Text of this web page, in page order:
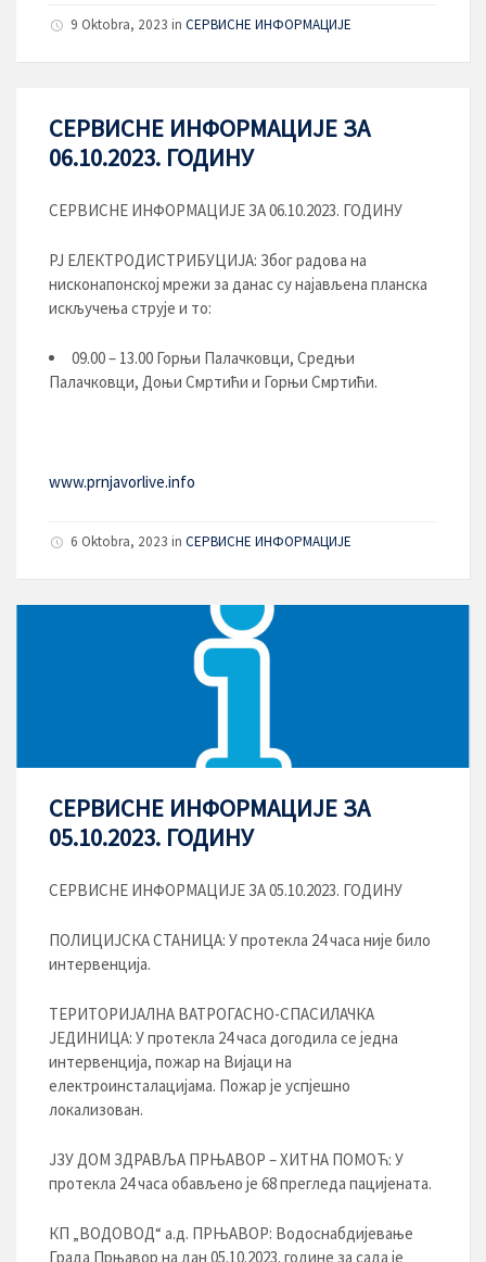
9 Oktobra, 2023 in СЕРВИСНЕ ИНФОРМАЦИЈЕ
СЕРВИСНЕ ИНФОРМАЦИЈЕ ЗА
06.10.2023. ГОДИНУ
СЕРВИСНЕ ИНФОРМАЦИЈЕ ЗА 06.10.2023. ГОДИНУ
РЈ ЕЛЕКТРОДИСТРИБУЦИЈA: Због радова на
нисконапонској мрежи за данас су најављена планска
искључења струје и то:
09.00 – 13.00 Горњи Палачковци, Средњи
Палачковци, Доњи Смртићи и Горњи Смртићи.
www.prnjavorlive.info
6 Oktobra, 2023 in СЕРВИСНЕ ИНФОРМАЦИЈЕ
СЕРВИСНЕ ИНФОРМАЦИЈЕ ЗА
05.10.2023. ГОДИНУ
СЕРВИСНЕ ИНФОРМАЦИЈЕ ЗА 05.10.2023. ГОДИНУ
ПОЛИЦИЈСКА СТАНИЦА: У протекла 24 часа није било
интервенција.
ТЕРИТОРИЈАЛНА ВАТРОГАСНО-СПАСИЛАЧКА
ЈЕДИНИЦА: У протекла 24 часа догодила се једна
интервенција, пожар на Вијаци на
електроинсталацијама. Пожар је успјешно
локализован.
ЈЗУ ДОМ ЗДРАВЉА ПРЊАВОР – ХИТНА ПОМОЋ: У
протекла 24 часа обављено је 68 прегледа пацијената.
КП „ВОДОВОД“ а.д. ПРЊАВОР: Водоснабдијевање
Града Прњавор на дан 05.10.2023. године за сада је